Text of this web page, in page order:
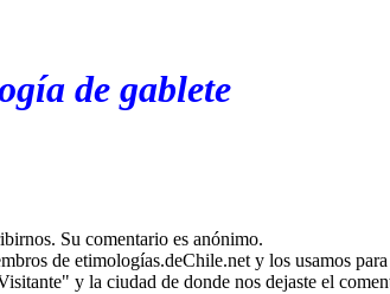
de gablete
Su comentario es anónimo.
de etimologías.deChile.net y los usamos
y la ciudad de donde nos dejaste el